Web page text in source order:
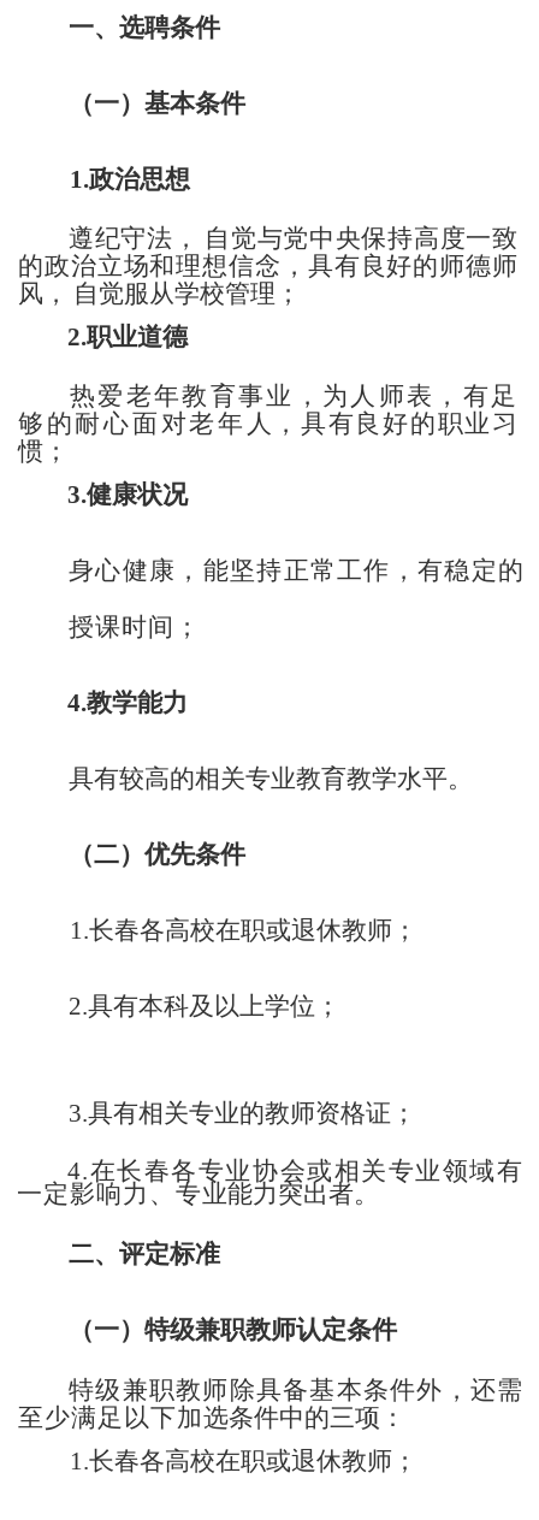
一、选聘条件
（一）基本条件
1.政治思想
遵纪守法，
自觉与党中央保持高度一致
的政治立场和理想信念，具有良好的师德师
风，
自觉服从学校管理；
2.职业道德
热爱老年教育事业，为人师表，有足
够的耐心面对老年 人，具有良好的职业习
惯；
3.健康状况
身心健康，能坚持正常工作，有稳定的
授课时间；
4.教学能力
具有较高的相关专业教育教学水平。
（二）优先条件
1.长春各高校在职或退休教师；
2.具有本科及以上学位；
3.具有相关专业的教师资格证；
4.在长春各专业协会或相关专业领域有
一定影响力、专业能力突出者。
二、评定标准
（一）特级兼职教师认定条件
特级兼职教师除具备基本条件外，还需
至少满足以下加选条件中的三项：
1.长春各高校在职或退休教师；